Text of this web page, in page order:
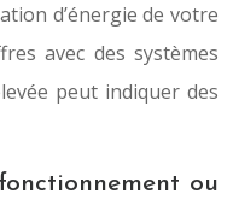
d’énergie de votre
avec des systèmes
peut indiquer des
ou